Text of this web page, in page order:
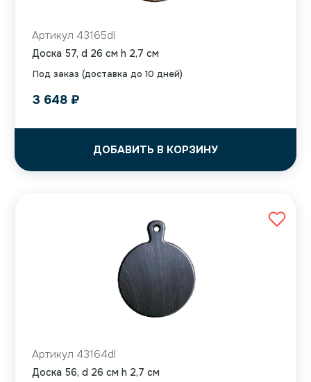
Под заказ (доставка до 10 дней)
Артикул 43165dl
Доска 57, d 26 см h 2,7 см
3 648 ₽
ДОБАВИТЬ В КОРЗИНУ
Артикул 43164dl
Доска 56, d 26 см h 2,7 см